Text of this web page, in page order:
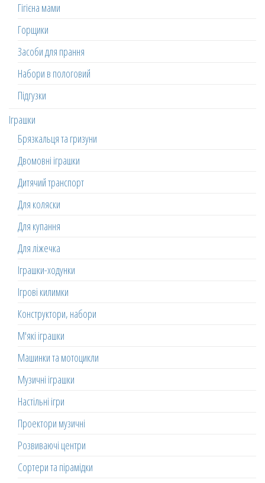
Гігієна мами
Горщики
Засоби для прання
Набори в пологовий
Підгузки
Іграшки
Брязкальця та гризуни
Двомовні іграшки
Дитячий транспорт
Для коляски
Для купання
Для ліжечка
Іграшки-ходунки
Ігрові килимки
Конструктори, набори
М'які іграшки
Машинки та мотоцикли
Музичні іграшки
Настільні ігри
Проектори музичні
Розвиваючі центри
Сортери та пірамідки